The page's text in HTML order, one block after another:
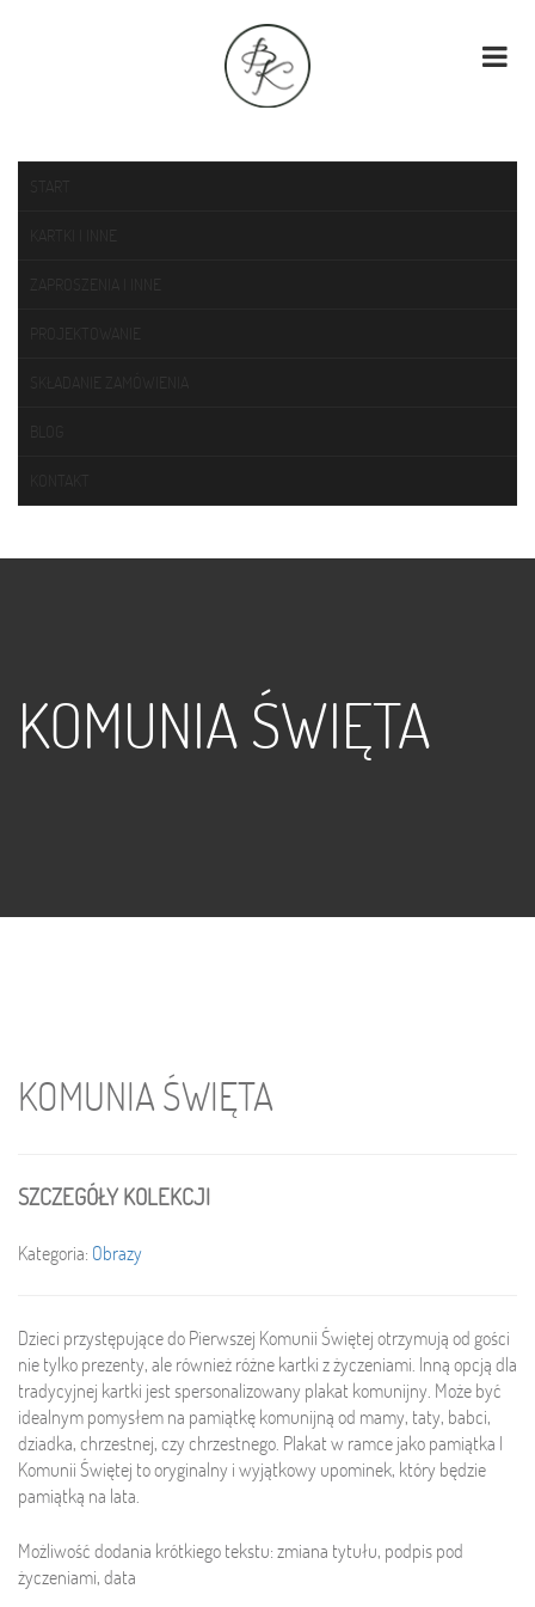
KOMUNIA ŚWIĘTA
KOMUNIA ŚWIĘTA
SZCZEGÓŁY KOLEKCJI
Kategoria: Obrazy
Dzieci przystępujące do Pierwszej Komunii Świętej otrzymują od gości
nie tylko prezenty, ale również różne kartki z życzeniami. Inną opcją dla
tradycyjnej kartki jest spersonalizowany plakat komunijny. Może być
idealnym pomysłem na pamiątkę komunijną od mamy, taty, babci,
dziadka, chrzestnej, czy chrzestnego. Plakat w ramce jako pamiątka I
Komunii Świętej to oryginalny i wyjątkowy upominek, który będzie
pamiątką na lata.
Możliwość dodania krótkiego tekstu: zmiana tytułu, podpis pod
życzeniami, data